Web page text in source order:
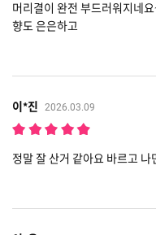
머리결이 완전 부드러워지네요
향도 은은하고
이*진 2026.03.09
정말 잘 산거 같아요 바르고